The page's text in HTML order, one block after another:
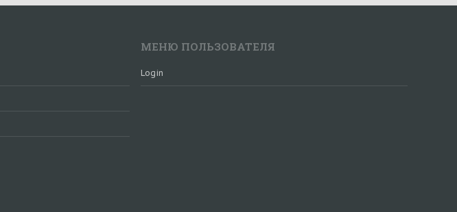
МЕНЮ ПОЛЬЗОВАТЕЛЯ
Login